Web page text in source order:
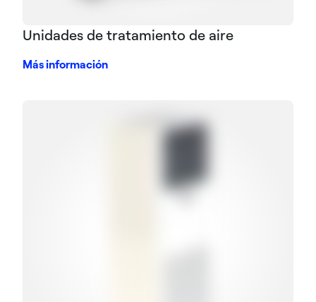
Unidades de tratamiento de aire
Más información